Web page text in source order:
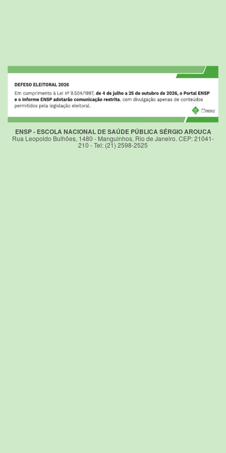
ENSP - ESCOLA NACIONAL DE SAÚDE PÚBLICA SÉRGIO AROUCA
Rua Leopoldo Bulhões, 1480 - Manguinhos, Rio de Janeiro. CEP: 21041-
210 - Tel: (21) 2598-2525